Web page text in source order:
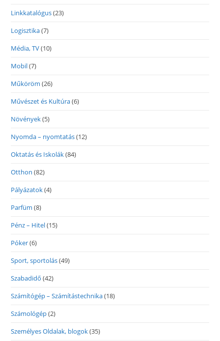
Linkkatalógus(23)
Logisztika(7)
Média, TV(10)
Mobil(7)
Műköröm (26)
Művészet és Kultúra(6)
Növények(5)
Nyomda – nyomtatás(12)
Oktatás és Iskolák(84)
Otthon (82)
Pályázatok(4)
Parfüm (8)
Pénz – Hitel(15)
Póker(6)
Sport, sportolás(49)
Szabadidő (42)
Számítógép – Számítástechnika(18)
Számológép(2)
Személyes Oldalak, blogok(35)